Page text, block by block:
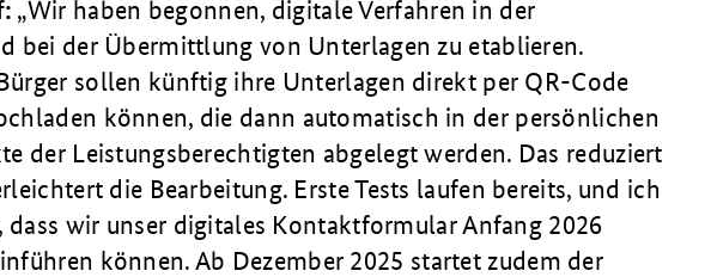
Wir haben begonnen, digitale Verfahren in der
bei der Übermittlung von Unterlagen zu etablieren.
sollen künftig ihre Unterlagen direkt per QR-Code
können, die dann automatisch in der persönlichen
der Leistungsberechtigten abgelegt werden. Das reduziert
die Bearbeitung. Erste Tests laufen bereits, und ich
wir unser digitales Kontaktformular Anfang 2026
können. Ab Dezember 2025 startet zudem der